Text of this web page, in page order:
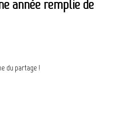
année remplie de
du partage !